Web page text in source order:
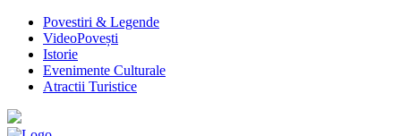
Povestiri & Legende
VideoPovești
Istorie
Evenimente Culturale
Atractii Turistice